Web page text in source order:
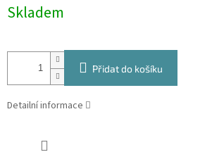
cena:
Skladem
Přidat do košíku
Detailní informace